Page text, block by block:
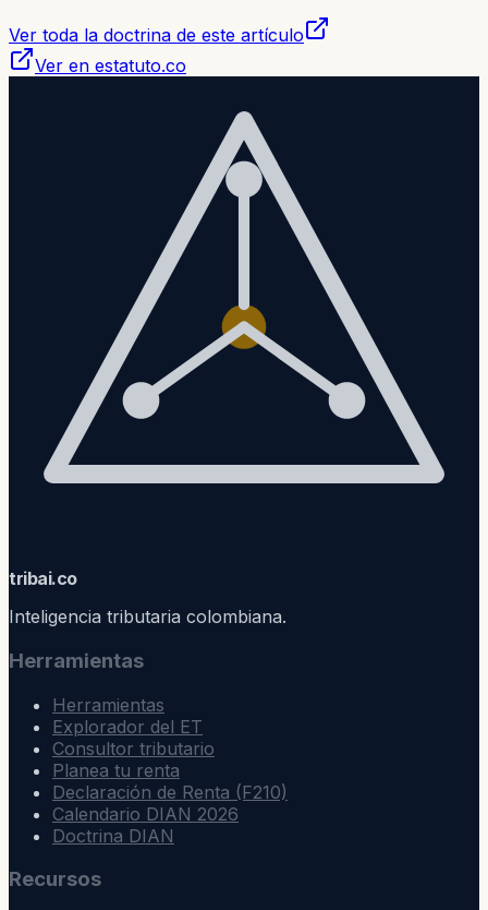
Ver toda la doctrina de este artículo
Ver en estatuto.co
tribai.co
Inteligencia tributaria colombiana.
Herramientas
Herramientas
Explorador del ET
Consultor tributario
Planea tu renta
Declaración de Renta (F210)
Calendario DIAN 2026
Doctrina DIAN
Recursos